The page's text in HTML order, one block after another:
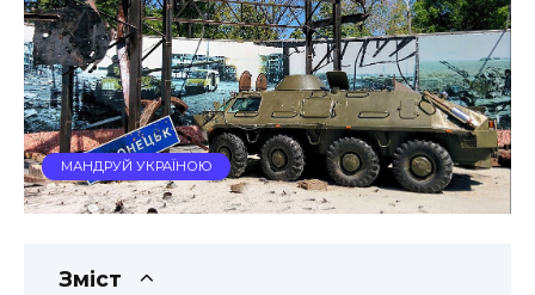
МАНДРУЙ УКРАЇНОЮ
Зміст